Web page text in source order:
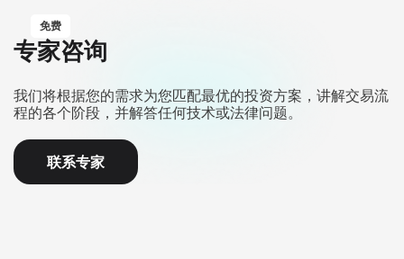
免费
专家咨询
我们将根据您的需求为您匹配最优的投资方案，讲解交易流
程的各个阶段，并解答任何技术或法律问题。
联系专家